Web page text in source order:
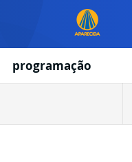
programação